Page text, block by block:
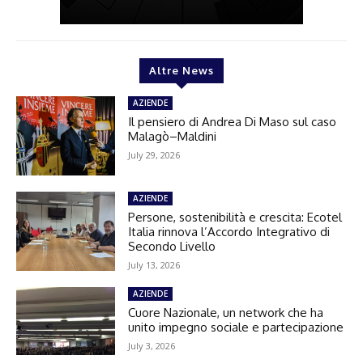
Altre News
AZIENDE
Il pensiero di Andrea Di Maso sul caso
Malagò–Maldini
July 29, 2026
AZIENDE
Persone, sostenibilità e crescita: Ecotel
Italia rinnova l’Accordo Integrativo di
Secondo Livello
July 13, 2026
AZIENDE
Cuore Nazionale, un network che ha
unito impegno sociale e partecipazione
July 3, 2026